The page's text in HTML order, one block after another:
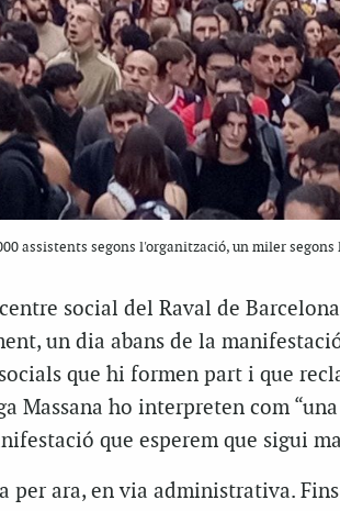
assistents segons l'organització, un miler segons
centre social del Raval de
un dia abans de la
que hi formen part i que
Massana ho interpreten com
que esperem que sigui
per ara, en via administrativa.